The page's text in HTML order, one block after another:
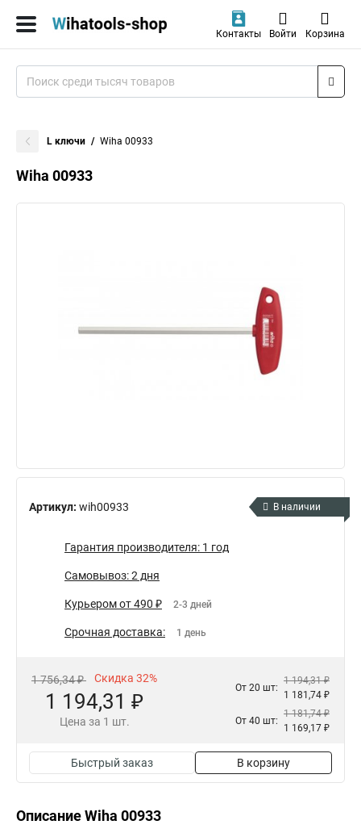
Контакты Войти Корзина
L ключи Wiha 00933
Wiha 00933
Артикул: wih00933 В наличии
Гарантия производителя: 1 год
Самовывоз: 2 дня
Курьером от 490 ₽ 2-3 дней
Срочная доставка: 1 день
1 756,34 ₽ Скидка 32%
1 194,31 ₽
Цена за 1 шт.
От 20 шт:
1 194,31 ₽
1 181,74 ₽
От 40 шт:
1 181,74 ₽
1 169,17 ₽
Быстрый заказ В корзину
Описание Wiha 00933